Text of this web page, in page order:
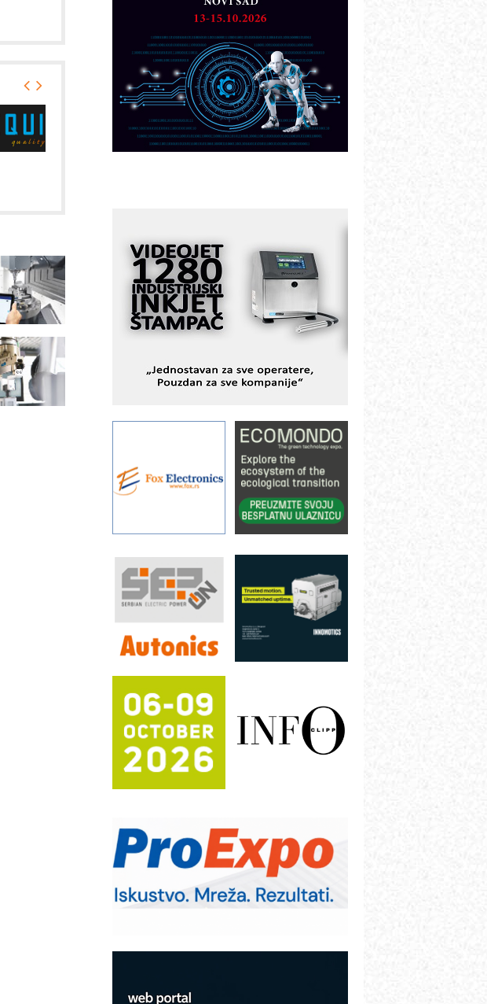
PLC AKYTEC
dostupan u Srbiji
MOTOMAN – NEXT-Robotika vođena
veštačkom inteligencijom
I.SAFE MOBILE revolucioniše
industrijsku automatizaciju
pionirskimmobile operator PANEL-OM
Alba d.o.o. – 35 godina preciznosti u
metrologiji i pametnim dozirnim
rešenjima
IBeRTIM - oprema za ispitivanje
kontrole kvaliteta
sistema
YAMADA pumpe – japanska
Filtration Group Industrial – Napredna
rešenja za filtraciju u hidrauličkim i
procesnim sistemima
Art Utopia Studio – vizuelne priče
industrije i biznisa
RILINEX kompanije Rittal
automatizaciju
Efikasno upravljanje energijom
Automatizacija pakovanja · Display
Proizvodnja iC7 Hybrid 1500 VDC
mrežnog pretvarača sa tečnim
Potpuna efikasnost bez složenih
sistema
Trajna oznaka kao dugoročna korist
Bezbednost na prvom mestu!
poverenja u industriji
– Pametna signalizacija za efikasnije
upravljanje mašinama
Sigurnije ispitivanje transformatora u
solarnim elektranama i vetroparkovima
COMBYPACK
ROSA i SCHUNK podižu proizvodnju
Detekcija različitih oblika